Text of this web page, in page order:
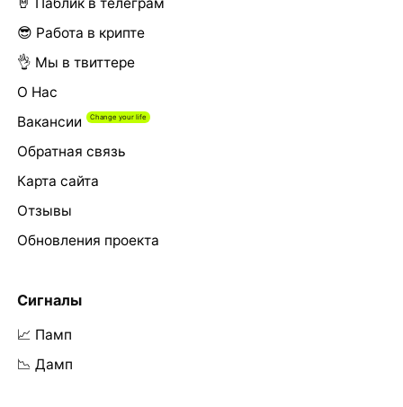
😎 Работа в крипте
👌 Мы в твиттере
О Нас
Вакансии
Обратная связь
Карта сайта
Отзывы
Обновления проекта
Сигналы
📈 Памп
📉 Дамп